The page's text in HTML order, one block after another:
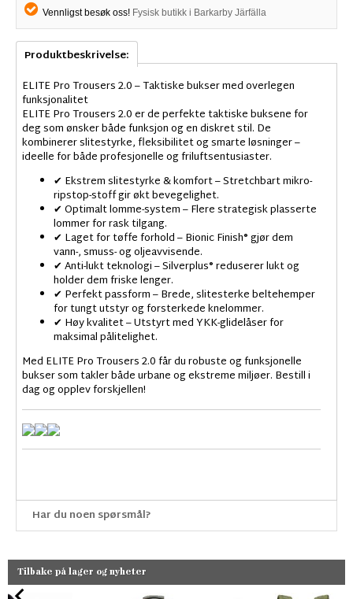
Vennligst besøk oss! Fysisk butikk i Barkarby Järfälla
Produktbeskrivelse:
ELITE Pro Trousers 2.0 – Taktiske bukser med overlegen
funksjonalitet
ELITE Pro Trousers 2.0 er de perfekte taktiske buksene for
deg som ønsker både funksjon og en diskret stil. De
kombinerer slitestyrke, fleksibilitet og smarte løsninger –
ideelle for både profesjonelle og friluftsentusiaster.
✔ Ekstrem slitestyrke & komfort – Stretchbart mikro-
ripstop-stoff gir økt bevegelighet.
✔ Optimalt lomme-system – Flere strategisk plasserte
lommer for rask tilgang.
✔ Laget for tøffe forhold – Bionic Finish® gjør dem
vann-, smuss- og oljeavvisende.
✔ Anti-lukt teknologi – Silverplus® reduserer lukt og
holder dem friske lenger.
✔ Perfekt passform – Brede, slitesterke beltehemper
for tungt utstyr og forsterkede knelommer.
✔ Høy kvalitet – Utstyrt med YKK-glidelåser for
maksimal pålitelighet.
Med ELITE Pro Trousers 2.0 får du robuste og funksjonelle
bukser som takler både urbane og ekstreme miljøer. Bestill i
dag og opplev forskjellen!
Har du noen spørsmål?
Tilbake på lager og nyheter